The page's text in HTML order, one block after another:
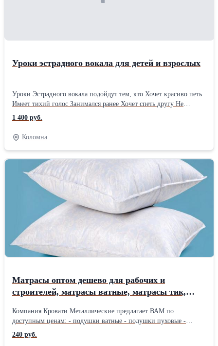
информация- https://vk.com/vocal_timetosing
Уроки эстрадного вокала для детей и взрослых
Уроки Эстрадного вокала подойдут тем, кто Хочет красиво петь
Имеет тихий голос Занимался ранее Хочет спеть другу Не
нравится ваш голос Играете на инструментах Хотите избавиться
от стресса Ходите в караоке Постановка вокала по современным
методикам от базовых до продвинутых техник. Адаптирую
программу под Ваши пожелания и потребности.
Индивидуальный подбор музыкального материала; гибкий
график занятий. Занятия в ТЦ "Гелиос" (Коломна) Также есть
доп услуга « песня+клип» в подарок
1 400 руб.
Коломна
Матрасы оптом дешево для рабочих и
строителей, матрасы ватные, матрасы тик,
рублей. Опт
Компания Кровати Металлические предлагает ВАМ по
доступным ценам: - подушки ватные - подушки пуховые -
подушки перьевые - одеяла полушерстяные - одеяла холофайбер
- матрацы из тика -матрасы ватные - матрасы пружинные - белье
240 руб.